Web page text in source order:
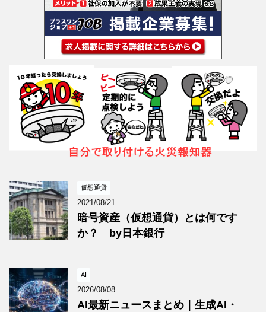
仮想通貨
2021/08/21
暗号資産（仮想通貨）とは何です
か？ by日本銀行
AI
2026/08/08
AI最新ニュースまとめ｜生成AI・